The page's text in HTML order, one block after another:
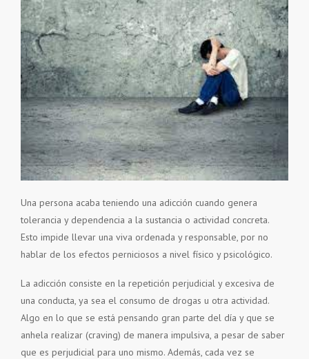
Una persona acaba teniendo una adicción cuando genera
tolerancia y dependencia a la sustancia o actividad concreta.
Esto impide llevar una viva ordenada y responsable, por no
hablar de los efectos perniciosos a nivel físico y psicológico.
La adicción consiste en la repetición perjudicial y excesiva de
una conducta, ya sea el consumo de drogas u otra actividad.
Algo en lo que se está pensando gran parte del día y que se
anhela realizar (craving) de manera impulsiva, a pesar de saber
que es perjudicial para uno mismo. Además, cada vez se